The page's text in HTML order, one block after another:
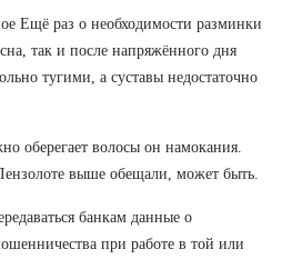
Ещё раз о необходимости разминки
так и после напряжённого дня
тугими, а суставы недостаточно
оберегает волосы он намокания.
выше обещали, может быть.
банкам данные о
при работе в той или